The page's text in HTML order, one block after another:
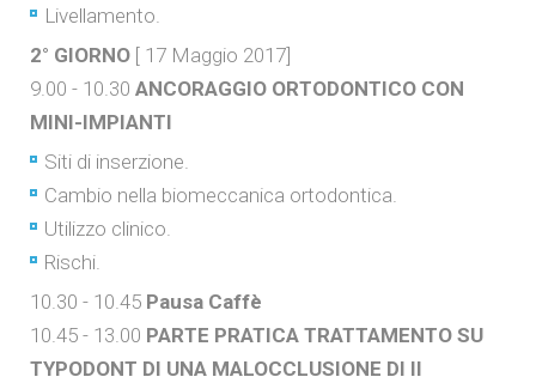
Livellamento.
2° GIORNO [ 17 Maggio 2017]
9.00 - 10.30 ANCORAGGIO ORTODONTICO CON
MINI-IMPIANTI
Siti di inserzione.
Cambio nella biomeccanica ortodontica.
Utilizzo clinico.
Rischi.
10.30 - 10.45 Pausa Caffè
10.45 - 13.00 PARTE PRATICA TRATTAMENTO SU
TYPODONT DI UNA MALOCCLUSIONE DI II